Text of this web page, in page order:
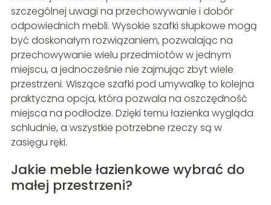
szczególnej uwagi na przechowywanie i dobór
odpowiednich mebli. Wysokie szafki słupkowe mogą
być doskonałym rozwiązaniem, pozwalając na
przechowywanie wielu przedmiotów w jednym
miejscu, a jednocześnie nie zajmując zbyt wiele
przestrzeni. Wiszące szafki pod umywalkę to kolejna
praktyczna opcja, która pozwala na oszczędność
miejsca na podłodze. Dzięki temu łazienka wygląda
schludnie, a wszystkie potrzebne rzeczy są w
zasięgu ręki.
Jakie meble łazienkowe wybrać do
małej przestrzeni?